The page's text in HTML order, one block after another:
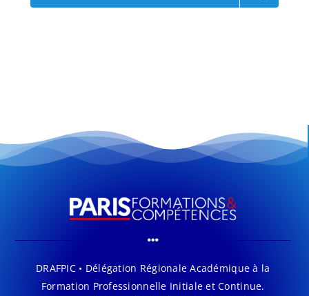
DRAFPIC • Délégation Régionale Académique à la
Formation Professionnelle Initiale et Continue.